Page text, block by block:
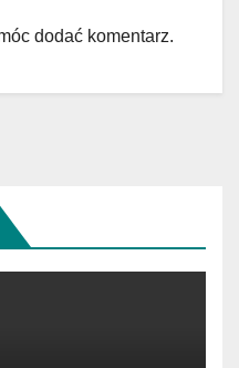
dodać komentarz.